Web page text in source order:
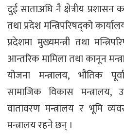
दुई साताअघि नै क्षेत्रीय प्रशासन
तथा प्रदेश मन्त्रिपरिषद्को
प्रदेशमा मुख्यमन्त्री तथा
आन्तरिक मामिला तथा कानून
योजना मन्त्रालय, भौतिक
सामाजिक विकास मन्त्रालय,
वातावरण मन्त्रालय र भूमि
मन्त्रालय रहने छन् ।